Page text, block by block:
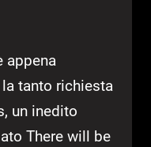
appena
tanto richiesta
un inedito
There will be